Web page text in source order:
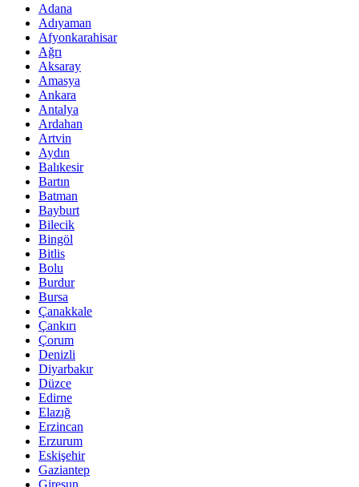
Adana
Adıyaman
Afyonkarahisar
Ağrı
Aksaray
Amasya
Ankara
Antalya
Ardahan
Artvin
Aydın
Balıkesir
Bartın
Batman
Bayburt
Bilecik
Bingöl
Bitlis
Bolu
Burdur
Bursa
Çanakkale
Çankırı
Çorum
Denizli
Diyarbakır
Düzce
Edirne
Elazığ
Erzincan
Erzurum
Eskişehir
Gaziantep
Giresun